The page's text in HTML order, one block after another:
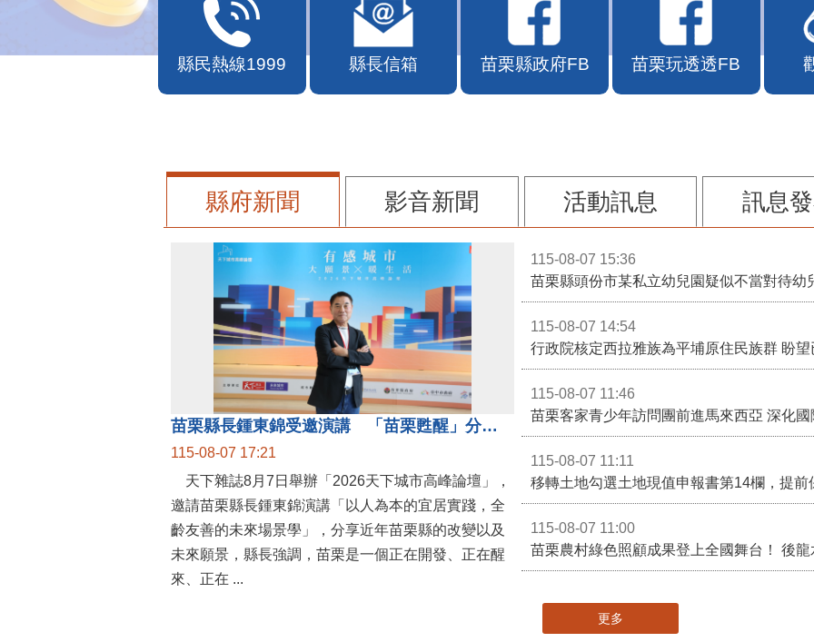
縣民熱線1999 縣長信箱 苗栗縣政府FB 苗栗玩透透FB
縣府新聞 影音新聞 活動訊息 訊息
苗栗縣長鍾東錦受邀演講 「苗栗甦醒」分享近年轉變
115-08-07 17:21
天下雜誌8月7日舉辦「2026天下城市高峰論壇」，
邀請苗栗縣長鍾東錦演講「以人為本的宜居實踐，全
齡友善的未來場景學」，分享近年苗栗縣的改變以及
未來願景，縣長強調，苗栗是一個正在開發、正在醒
來、正在 ...
115-08-07 15:36
苗栗縣頭份市某私立幼兒園疑似不當對待幼
115-08-07 14:54
115-08-07 11:46
苗栗客家青少年訪問團前進馬來西亞 深化
115-08-07 11:11
移轉土地勾選土地現值申報書第14欄，提前
115-08-07 11:00
更多